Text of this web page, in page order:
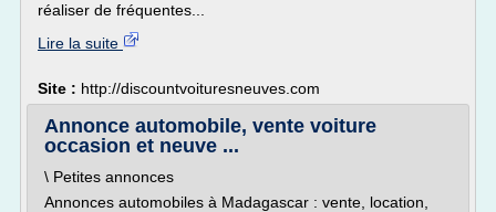
réaliser de fréquentes...
Lire la suite
Site : http://discountvoituresneuves.com
Annonce automobile, vente voiture
occasion et neuve ...
\ Petites annonces
Annonces automobiles à Madagascar : vente, location,